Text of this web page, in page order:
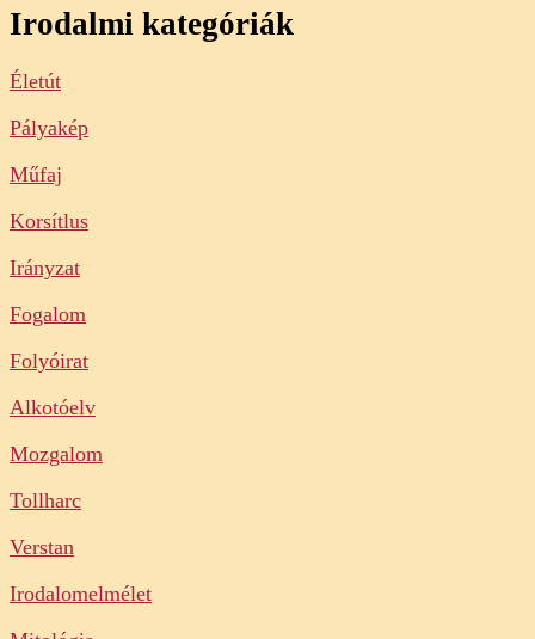
Irodalmi kategóriák
Életút
Pályakép
Műfaj
Korsítlus
Irányzat
Fogalom
Folyóirat
Alkotóelv
Mozgalom
Tollharc
Verstan
Irodalomelmélet